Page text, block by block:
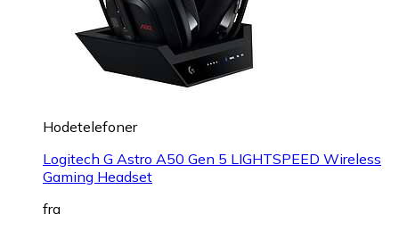
Hodetelefoner
Logitech G Astro A50 Gen 5 LIGHTSPEED Wireless
Gaming Headset
fra